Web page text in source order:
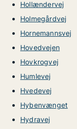
Hollændervej
Holmegårdvej
Hornemannsvej
Hovedvejen
Hovkrogvej
Humlevej
Hvedevej
Hybenvænget
Hydravej